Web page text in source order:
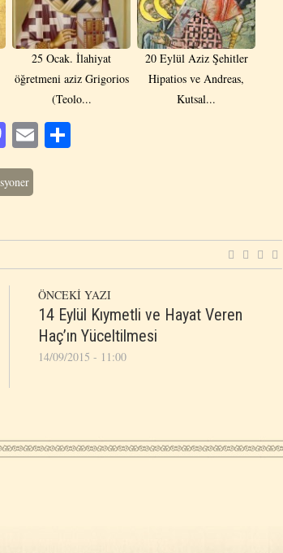
25 Ocak. İlahiyat
öğretmeni aziz Grigorios
(Teolo...
20 Eylül Aziz Şehitler
Hipatios ve Andreas,
Kutsal...
Mastodon
EmailShare
ÖNCEKİ YAZI
14 Eylül Kıymetli ve Hayat Veren
Haç’ın Yüceltilmesi
14/09/2015 - 11:00